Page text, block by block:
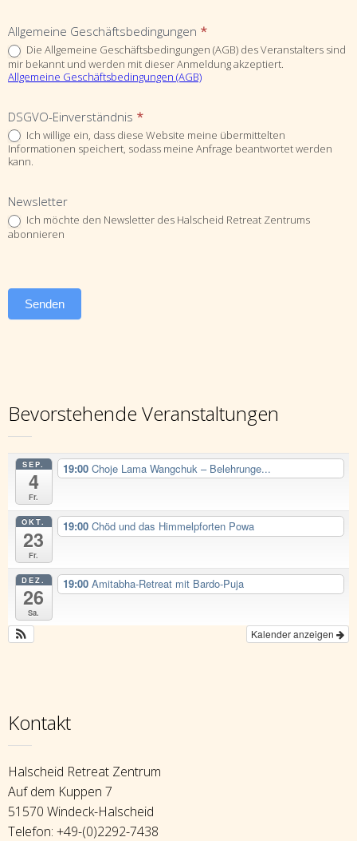
Allgemeine Geschäftsbedingungen *
Die Allgemeine Geschäftsbedingungen (AGB) des Veranstalters sind
mir bekannt und werden mit dieser Anmeldung akzeptiert.
Allgemeine Geschäftsbedingungen (AGB)
DSGVO-Einverständnis *
Ich willige ein, dass diese Website meine übermittelten
Informationen speichert, sodass meine Anfrage beantwortet werden
kann.
Newsletter
Ich möchte den Newsletter des Halscheid Retreat Zentrums
abonnieren
Senden
Bevorstehende Veranstaltungen
SEP.
4
Fr.
19:00 Choje Lama Wangchuk – Belehrunge...
OKT.
23
Fr.
19:00 Chöd und das Himmelpforten Powa
DEZ.
26
Sa.
19:00 Amitabha-Retreat mit Bardo-Puja
Kalender anzeigen
Kontakt
Halscheid Retreat Zentrum
Auf dem Kuppen 7
51570 Windeck-Halscheid
Telefon: +49-(0)2292-7438